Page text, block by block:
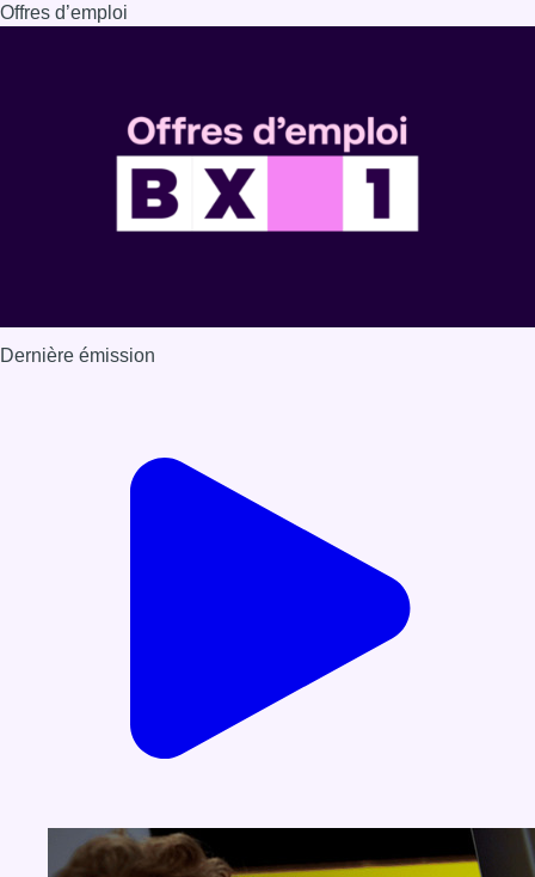
Offres d’emploi
Dernière émission